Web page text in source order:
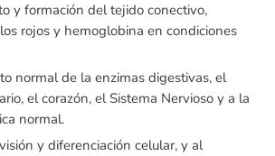
y formación del tejido conectivo,
rojos y hemoglobina en condiciones
normal de la enzimas digestivas, el
el corazón, el Sistema Nervioso y a la
normal.
y diferenciación celular, y al